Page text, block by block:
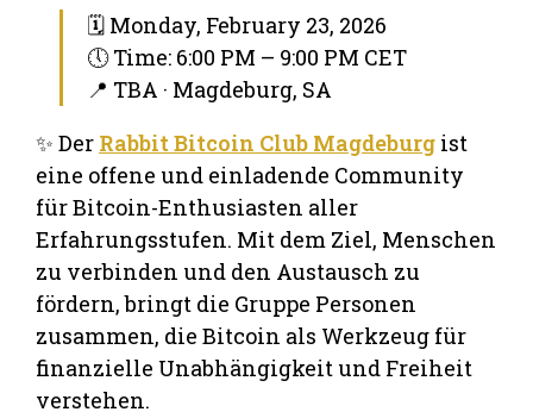
🗓 Monday, February 23, 2026
🕔 Time: 6:00 PM – 9:00 PM CET
📍 TBA · Magdeburg, SA
✨ Der Rabbit Bitcoin Club Magdeburg ist
eine offene und einladende Community
für Bitcoin-Enthusiasten aller
Erfahrungsstufen. Mit dem Ziel, Menschen
zu verbinden und den Austausch zu
fördern, bringt die Gruppe Personen
zusammen, die Bitcoin als Werkzeug für
finanzielle Unabhängigkeit und Freiheit
verstehen.